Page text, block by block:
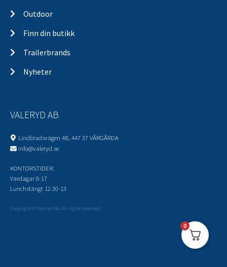
Outdoor
Finn din butikk
Trailerbrands
Nyheter
VALERYD AB
Lindbladsvägen 4B, 447 37 VÅRGÅRDA
info@valeryd.se
KONTORSTIDER:
Vardagar 8-17
Lunchstängt 12.30-13
Copyright © Valeryd AB. All rights reserved.
0